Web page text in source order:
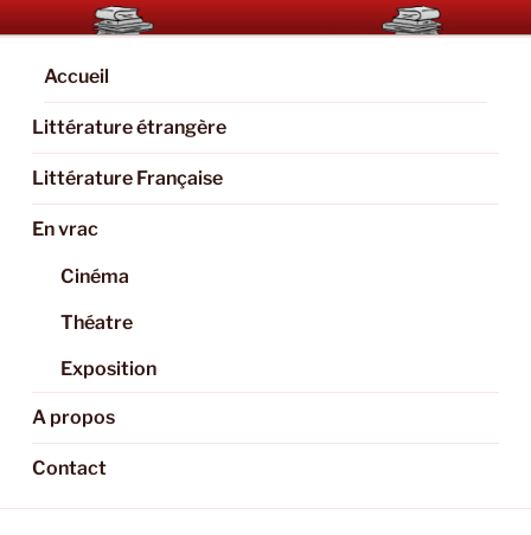
Aller
au
contenu
principal
BOOKAHOLIC.PARIS
Blog Littéraire et Culturel
Accueil
Littérature étrangère
Littérature Française
En vrac
Cinéma
Théatre
Exposition
A propos
Contact